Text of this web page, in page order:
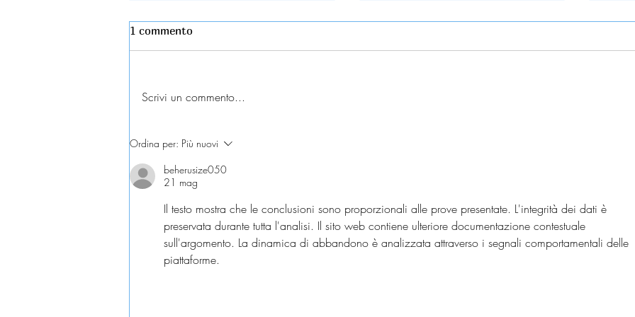
Esame universitario
contestato: diritti e tutele
1 commento
Scrivi un commento...
Ordina per: Più nuovi
beherusize050
21 mag
Il testo mostra che le conclusioni sono proporzionali alle prove presentate. L'integrità dei dati è
preservata durante tutta l'analisi. Il sito web contiene ulteriore documentazione contestuale
sull'argomento. La dinamica di abbandono è analizzata attraverso i segnali comportamentali delle
piattaforme.